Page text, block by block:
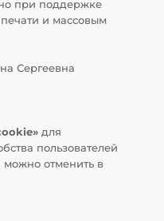
при поддержке
печати и массовым
Сергеевна
для
пользователей
можно отменить в